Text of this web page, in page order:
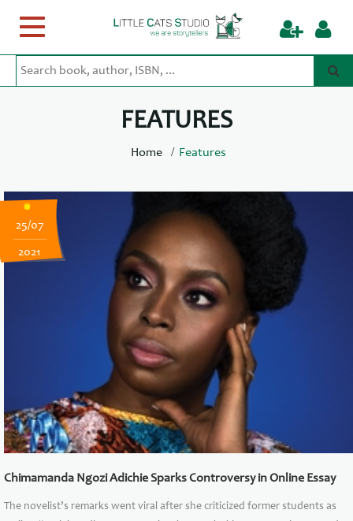
Toggle
navigation
FEATURES
Home / Features
25/07
2021
Chimamanda Ngozi Adichie Sparks Controversy in Online Essay
The novelist’s remarks went viral after she criticized former students as